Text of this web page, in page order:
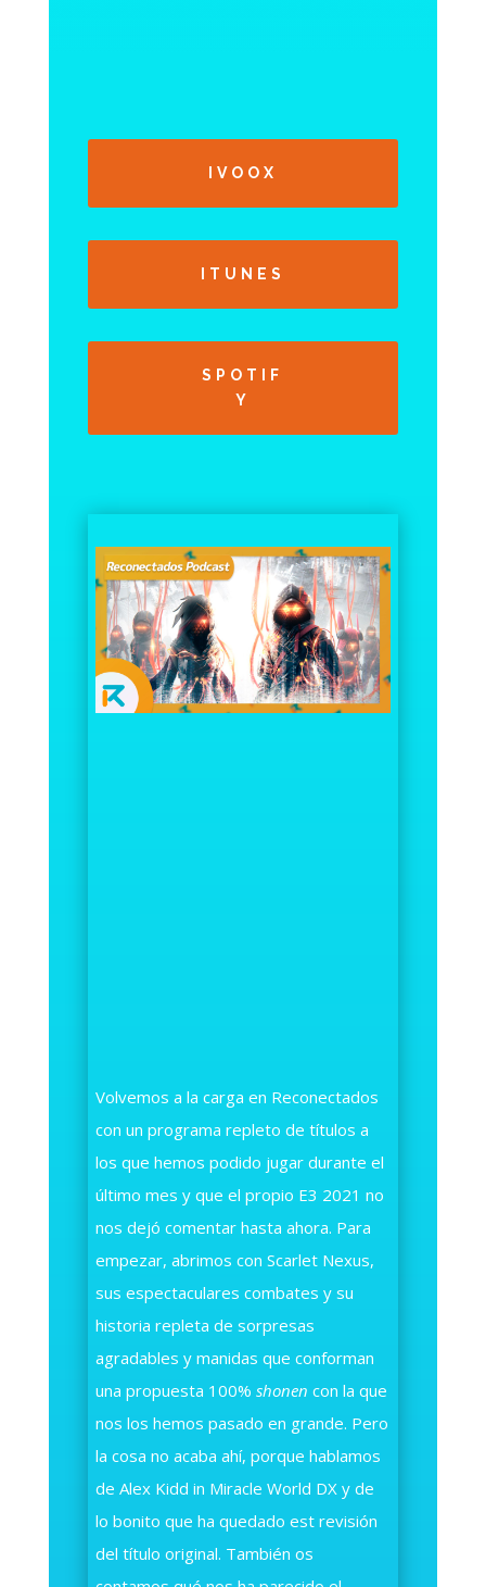
IVOOX
ITUNES
SPOTIF
Y
Volvemos a la carga en Reconectados
con un programa repleto de títulos a
los que hemos podido jugar durante el
último mes y que el propio E3 2021 no
nos dejó comentar hasta ahora. Para
empezar, abrimos con Scarlet Nexus,
sus espectaculares combates y su
historia repleta de sorpresas
agradables y manidas que conforman
una propuesta 100% shonen con la que
nos los hemos pasado en grande. Pero
la cosa no acaba ahí, porque hablamos
de Alex Kidd in Miracle World DX y de
lo bonito que ha quedado est revisión
del título original. También os